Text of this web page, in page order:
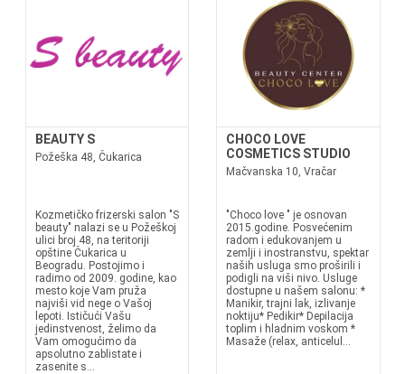
BEAUTY S
Požeška 48, Čukarica
Kozmetičko frizerski salon "S
beauty" nalazi se u Požeškoj
ulici broj 48, na teritoriji
opštine Čukarica u
Beogradu. Postojimo i
radimo od 2009. godine, kao
mesto koje Vam pruža
najviši vid nege o Vašoj
lepoti. Ističući Vašu
jedinstvenost, želimo da
Vam omogućimo da
apsolutno zablistate i
zasenite s...
CHOCO LOVE
COSMETICS STUDIO
Mačvanska 10, Vračar
"Choco love " je osnovan
2015.godine. Posvećenim
radom i edukovanjem u
zemlji i inostranstvu, spektar
naših usluga smo proširili i
podigli na viši nivo. Usluge
dostupne u našem salonu: *
Manikir, trajni lak, izlivanje
noktiju* Pedikir* Depilacija
toplim i hladnim voskom *
Masaže (relax, anticelul...